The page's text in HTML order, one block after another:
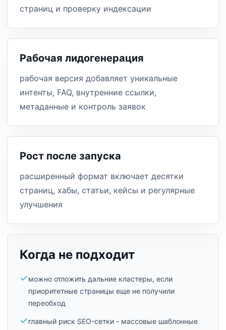
страниц и проверку индексации
Рабочая лидогенерация
рабочая версия добавляет уникальные
интенты, FAQ, внутренние ссылки,
метаданные и контроль заявок
Рост после запуска
расширенный формат включает десятки
страниц, хабы, статьи, кейсы и регулярные
улучшения
Когда не подходит
можно отложить дальние кластеры, если
приоритетные страницы еще не получили
переобход
главный риск SEO-сетки - массовые шаблонные